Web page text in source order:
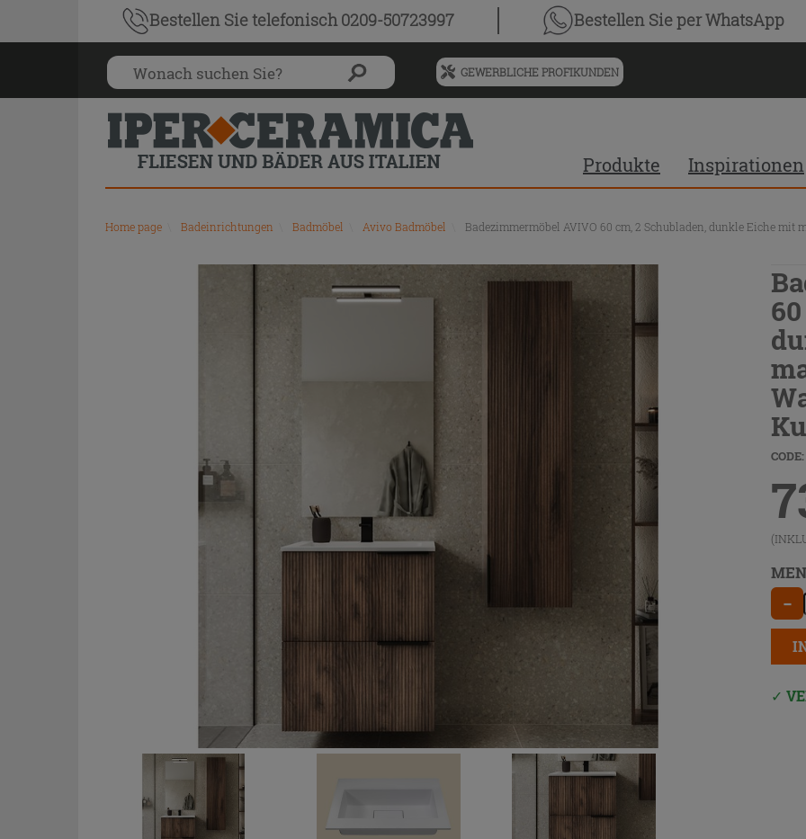
Bestellen Sietelefonisch 0209-50723997 Bestellen Sieper WhatsApp
Menü
für
vorgeschlagenen
Siteinhalt
und
Suchprotokoll
GEWERBLICHE PROFIKUNDEN
Produkte Inspirationen
Home page Badeinrichtungen Badmöbel Avivo Badmöbel Badezimmermöbel AVIVO 60 cm, 2 Schubladen, dunkle Eiche mit
−